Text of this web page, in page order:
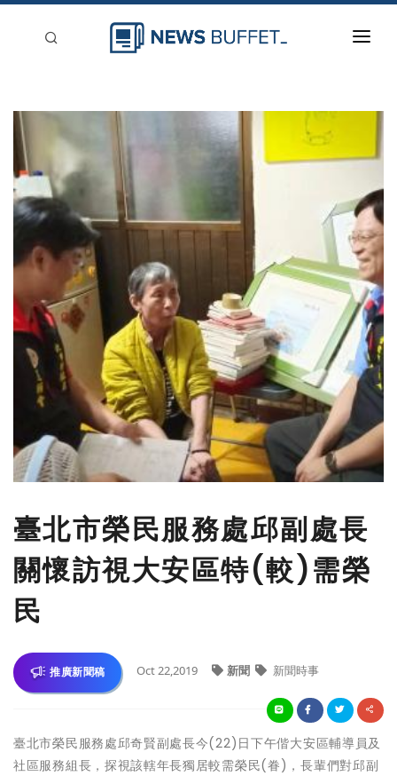
新聞稿分類
刊登
臺北市榮民服務處邱副處長
關懷訪視大安區特(較)需榮
民
推廣新聞稿 Oct 22,2019 新聞 新聞時事
臺北市榮民服務處邱奇賢副處長今(22)日下午偕大安區輔導員及
社區服務組長，探視該轄年長獨居較需榮民(眷)，長輩們對邱副